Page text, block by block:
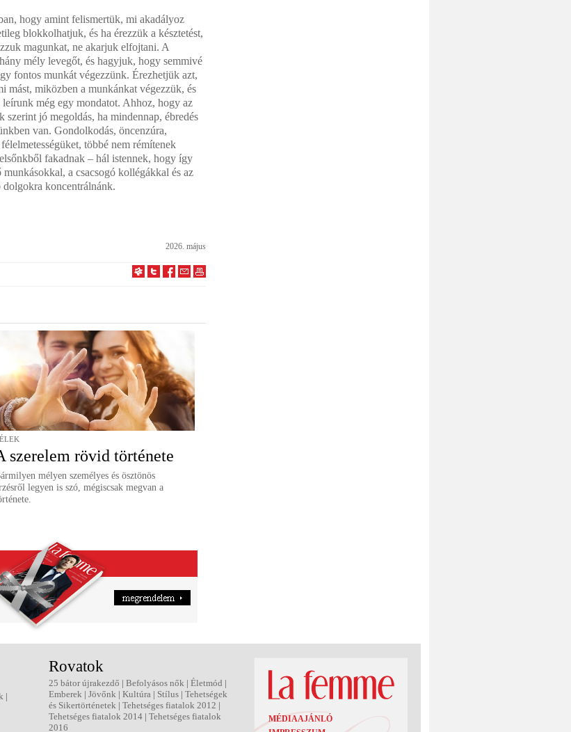
hogy amint felismertük, mi akadályoz
blokkolhatjuk, és ha érezzük a késztetést,
magunkat, ne akarjuk elfojtani. A
mély levegőt, és hagyjuk, hogy semmivé
fontos munkát végezzünk. Érezhetjük azt,
mást, miközben a munkánkat végezzük, és
még egy mondatot. Ahhoz, hogy az
jó megoldás, ha mindennap, ébredés
van. Gondolkodás, öncenzúra,
többé nem rémítenek
fakadnak – hál istennek, hogy így
a csacsogó kollégákkal és az
dolgokra koncentrálnánk.
2026. május
szerelem rövid története
mélyen személyes és ösztönös
legyen is szó, mégiscsak megvan a
|
Rovatok
25 bátor újrakezdő | Befolyásos nők | Életmód |
Emberek | Jövőnk | Kultúra | Stílus | Tehetségek
és Sikertörténetek | Tehetséges fiatalok 2012 |
Tehetséges fiatalok 2014 | Tehetséges fiatalok
2016
MÉDIAAJÁNLÓ